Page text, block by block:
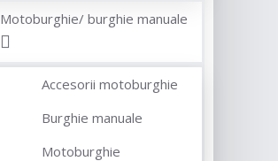
Motoburghie/ burghie manuale
Accesorii motoburghie
Burghie manuale
Motoburghie